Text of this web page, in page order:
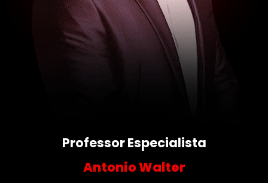
Professor Especialista
Antonio Walter